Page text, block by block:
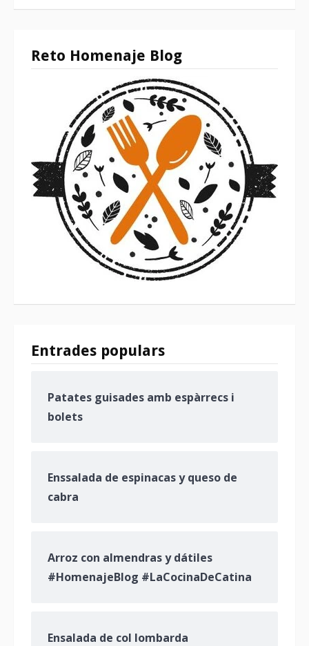
Reto Homenaje Blog
Entrades populars
Patates guisades amb espàrrecs i
bolets
Enssalada de espinacas y queso de
cabra
Arroz con almendras y dátiles
#HomenajeBlog #LaCocinaDeCatina
Ensalada de col lombarda